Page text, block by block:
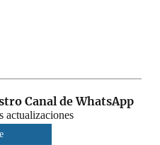
Canal de WhatsApp
actualizaciones